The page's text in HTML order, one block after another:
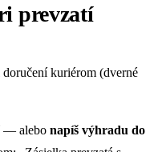
prevzatí
kuriérom (dverné
— alebo napíš výhradu do